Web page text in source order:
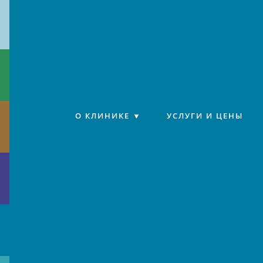
О КЛИНИКЕ УСЛУГИ И ЦЕНЫ